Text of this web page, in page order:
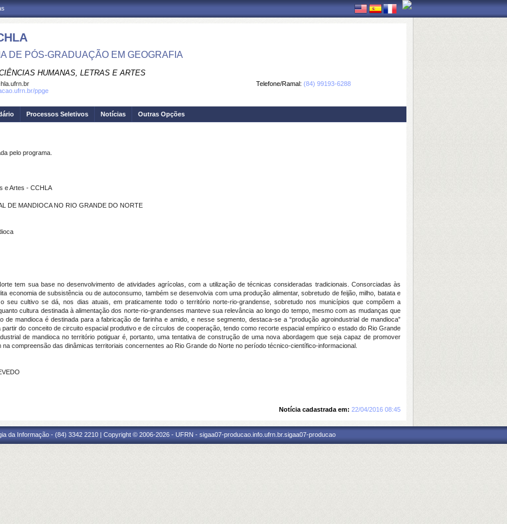
DE PÓS-GRADUAÇÃO EM GEOGRAFIA
HUMANAS, LETRAS E ARTES
Telefone/Ramal: (84) 99193-6288
ppge
Processos Seletivos Notícias Outras Opções
pelo programa.
e Artes - CCHLA
DE MANDIOCA NO RIO GRANDE DO NORTE
tem sua base no desenvolvimento de atividades agrícolas, com a utilização de técnicas consideradas tradicionais. Consorciadas às
economia de subsistência ou de autoconsumo, também se desenvolvia com uma produção alimentar, sobretudo de feijão, milho, batata e
seu cultivo se dá, nos dias atuais, em praticamente todo o território norte-rio-grandense, sobretudo nos municípios que compõem a
cultura destinada à alimentação dos norte-rio-grandenses manteve sua relevância ao longo do tempo, mesmo com as mudanças que
mandioca é destinada para a fabricação de farinha e amido, e nesse segmento, destaca-se a “produção agroindustrial de mandioca”
do conceito de circuito espacial produtivo e de círculos de cooperação, tendo como recorte espacial empírico o estado do Rio Grande
de mandioca no território potiguar é, portanto, uma tentativa de construção de uma nova abordagem que seja capaz de promover
compreensão das dinâmicas territoriais concernentes ao Rio Grande do Norte no período técnico-científico-informacional.
Notícia cadastrada em: 22/04/2016 08:45
da Informação - (84) 3342 2210 | Copyright © 2006-2026 - UFRN - sigaa07-producao.info.ufrn.br.sigaa07-producao